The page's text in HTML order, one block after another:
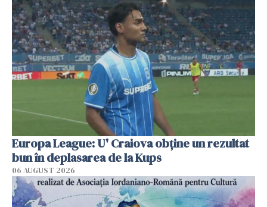
Europa League: U' Craiova obține un rezultat
bun în deplasarea de la Kups
06 AUGUST 2026